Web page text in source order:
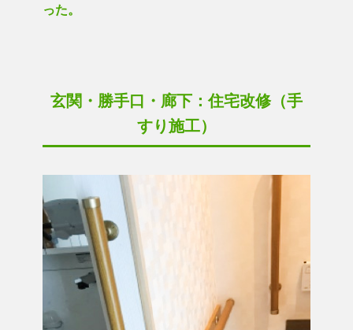
った。
玄関・勝手口・廊下：住宅改修（手
すり施工）